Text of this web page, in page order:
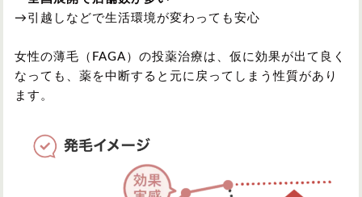
→引越しなどで生活環境が変わっても安心
女性の薄毛（FAGA）の投薬治療は、仮に効果が出て良く
なっても、薬を中断すると元に戻ってしまう性質があり
ます。